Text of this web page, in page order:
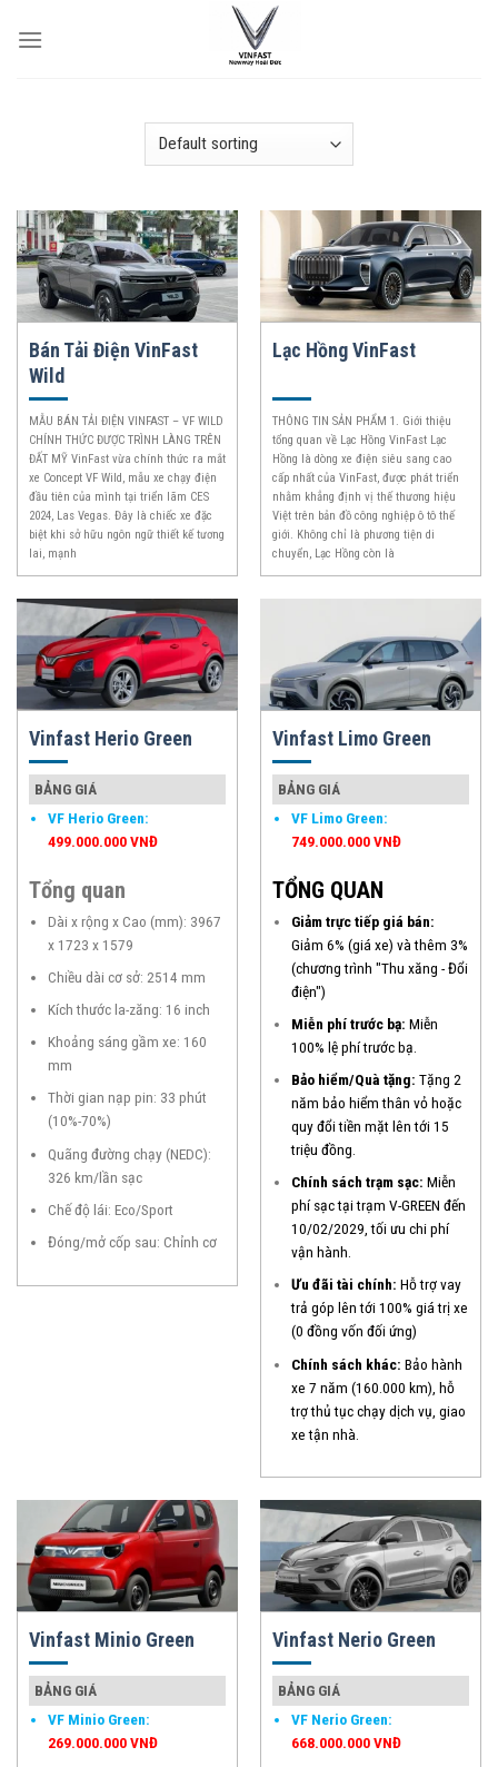
Bán Tải Điện VinFast
Wild
MẪU BÁN TẢI ĐIỆN VINFAST – VF WILD
CHÍNH THỨC ĐƯỢC TRÌNH LÀNG TRÊN
ĐẤT MỸ VinFast vừa chính thức ra mắt
xe Concept VF Wild, mẫu xe chạy điện
đầu tiên của mình tại triển lãm CES
2024, Las Vegas. Đây là chiếc xe đặc
biệt khi sở hữu ngôn ngữ thiết kế tương
lai, mạnh
Lạc Hồng VinFast
THÔNG TIN SẢN PHẨM 1. Giới thiệu
tổng quan về Lạc Hồng VinFast Lạc
Hồng là dòng xe điện siêu sang cao
cấp nhất của VinFast, được phát triển
nhằm khẳng định vị thế thương hiệu
Việt trên bản đồ công nghiệp ô tô thế
giới. Không chỉ là phương tiện di
chuyển, Lạc Hồng còn là
Vinfast Herio Green
BẢNG GIÁ
VF Herio Green:
499.000.000 VNĐ
Tổng quan
Dài x rộng x Cao (mm): 3967
x 1723 x 1579
Chiều dài cơ sở: 2514 mm
Kích thước la-zăng: 16 inch
Khoảng sáng gầm xe: 160
mm
Thời gian nạp pin: 33 phút
(10%-70%)
Quãng đường chạy (NEDC):
326 km/lần sạc
Chế độ lái: Eco/Sport
Đóng/mở cốp sau: Chỉnh cơ
Vinfast Limo Green
BẢNG GIÁ
VF Limo Green:
749.000.000 VNĐ
TỔNG QUAN
Giảm trực tiếp giá bán:
Giảm 6% (giá xe) và thêm 3%
(chương trình "Thu xăng - Đổi
điện")
Miễn phí trước bạ: Miễn
100% lệ phí trước bạ.
Bảo hiểm/Quà tặng: Tặng 2
năm bảo hiểm thân vỏ hoặc
quy đổi tiền mặt lên tới 15
triệu đồng.
Chính sách trạm sạc: Miễn
phí sạc tại trạm V-GREEN đến
10/02/2029, tối ưu chi phí
vận hành.
Ưu đãi tài chính: Hỗ trợ vay
trả góp lên tới 100% giá trị xe
(0 đồng vốn đối ứng)
Chính sách khác: Bảo hành
xe 7 năm (160.000 km), hỗ
trợ thủ tục chạy dịch vụ, giao
xe tận nhà.
Vinfast Minio Green
BẢNG GIÁ
VF Minio Green:
269.000.000 VNĐ
Vinfast Nerio Green
BẢNG GIÁ
VF Nerio Green:
668.000.000 VNĐ